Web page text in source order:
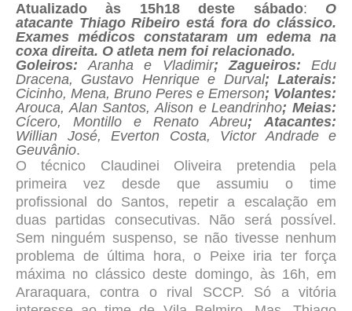
Atualizado às 15h18 deste sábado: O
atacante Thiago Ribeiro está fora do clássico.
Exames médicos constataram um edema na
coxa direita. O atleta nem foi relacionado.
Goleiros:Aranha e Vladimir;Zagueiros:Edu
Dracena, Gustavo Henrique e Durval;Laterais:
Cicinho, Mena, Bruno Peres e Emerson; Volantes:
Arouca, Alan Santos, Alison e Leandrinho;Meias:
Cícero, Montillo e Renato Abreu; Atacantes:
Willian José, Everton Costa, Victor Andrade e
Geuvânio.
O técnico Claudinei Oliveira pretendia pela
primeira vez desde que assumiu o time
profissional do Santos, repetir a escalação em
duas partidas consecutivas. Não será possível.
Sem ninguém suspenso, se não tivesse nenhum
problema de última hora, o Peixe iria ter força
máxima no clássico deste domingo, às 16h, em
Araraquara, contra o rival SCCP. Só a vitória